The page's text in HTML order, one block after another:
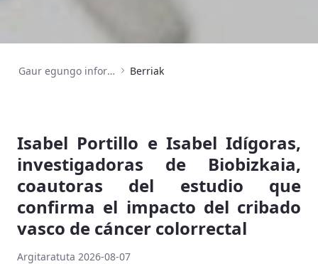
Gaur egungo informazioa Berriak
Isabel Portillo e Isabel Idígoras,
investigadoras de Biobizkaia,
coautoras del estudio que
confirma el impacto del cribado
vasco de cáncer colorrectal
Argitaratuta 2026-08-07